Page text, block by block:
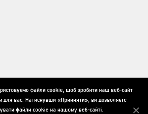
файли cookie, щоб зробити наш веб-сайт
для вас. Натиснувши «Прийняти», ви дозволяєте
файли cookie на нашому веб-сайті.